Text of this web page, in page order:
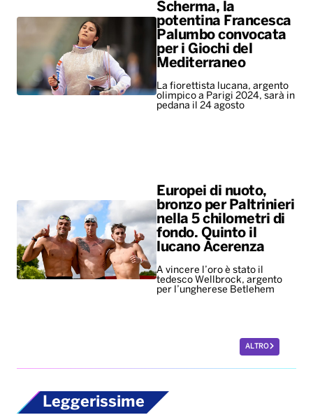
Scherma, la
potentina Francesca
Palumbo convocata
per i Giochi del
Mediterraneo
La fiorettista lucana, argento
olimpico a Parigi 2024, sarà in
pedana il 24 agosto
Europei di nuoto,
bronzo per Paltrinieri
nella 5 chilometri di
fondo. Quinto il
lucano Acerenza
A vincere l’oro è stato il
tedesco Wellbrock, argento
per l’ungherese Betlehem
ALTRO
Leggerissime